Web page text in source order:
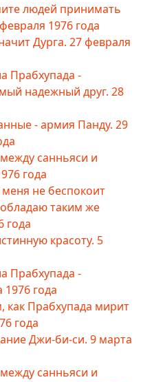
людей принимать
1976 года
Дурга. 27 февраля
Прабхупада -
надежный друг. 28
- армия Панду. 29
санньяси и
года
меня не беспокоит
таким же
года
красоту. 5
Прабхупада -
1976 года
как Прабхупада мирит
года
Джи-би-си. 9 марта
санньяси и